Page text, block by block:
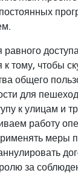
тому, чтобы
общего
для
к улицам и
работу
меры
за